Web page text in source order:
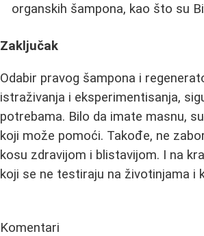
organskih šampona, kao što su
Zaključak
Odabir pravog šampona i
istraživanja i eksperimentisanja,
potrebama. Bilo da imate masnu,
koji može pomoći. Takođe, ne
kosu zdravijom i blistavijom. I na
koji se ne testiraju na životinjama i
Komentari